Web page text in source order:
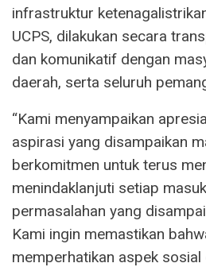
infrastruktur
UCPS, dilakukan secara
dan komunikatif dengan
daerah, serta seluruh
“Kami menyampaikan
aspirasi yang disampaikan
berkomitmen untuk terus
menindaklanjuti setiap
permasalahan yang
Kami ingin memastikan
memperhatikan aspek sosial